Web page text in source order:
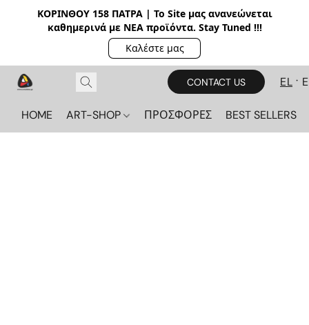
ΚΟΡΙΝΘΟΥ 158 ΠΑΤΡΑ | Το Site μας ανανεώνεται
καθημερινά με ΝΕΑ προϊόντα. Stay Tuned !!!
Καλέστε μας
CONTACT US EL
HOME ART-SHOP ΠΡΟΣΦΟΡΕΣ BEST SELLERS